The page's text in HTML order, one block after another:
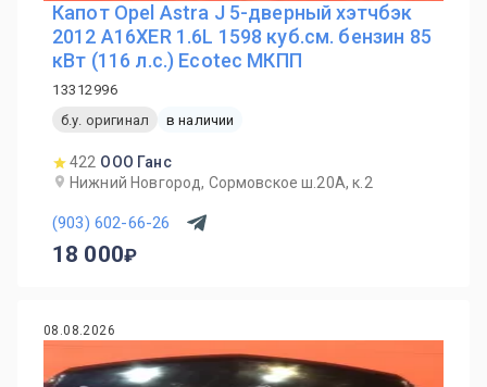
Капот Opel Astra J 5-дверный хэтчбэк
2012 A16XER 1.6L 1598 куб.см. бензин 85
кВт (116 л.с.) Ecotec МКПП
13312996
б.у. оригинал
в наличии
422 ООО Ганс
Нижний Новгород, Сормовское ш.20А, к.2
(903) 602-66-26
18 000
08.08.2026